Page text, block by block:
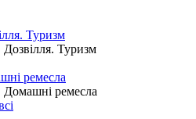
Туризм
Туризм
ремесла
Домашні ремесла